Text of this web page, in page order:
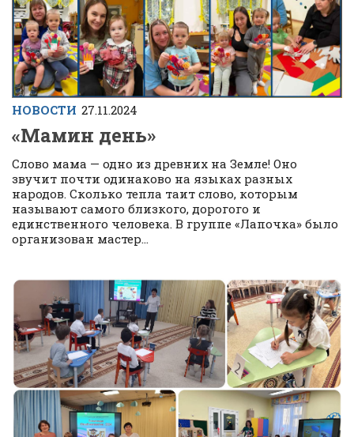
НОВОСТИ 27.11.2024
«Мамин день»
Слово мама — одно из древних на Земле! Оно
звучит почти одинаково на языках разных
народов. Сколько тепла таит слово, которым
называют самого близкого, дорогого и
единственного человека. В группе «Лапочка» было
организован мастер...